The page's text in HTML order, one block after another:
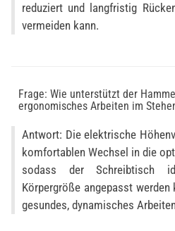
reduziert und langfristig
vermeiden kann.
Frage: Wie unterstützt der
ergonomisches Arbeiten im
Antwort: Die elektrische
komfortablen Wechsel in die
sodass der Schreibtisch
Körpergröße angepasst
gesundes, dynamisches